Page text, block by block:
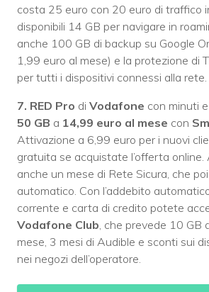
costa 25 euro con 20 euro di traffico
disponibili 14 GB per navigare in
anche 100 GB di backup su Google
1,99 euro al mese) e la protezione di
per tutti i dispositivi connessi alla rete.
7. RED Pro di Vodafone con minuti
50 GB a 14,99 euro al mese con
Attivazione a 6,99 euro per i nuovi
gratuita se acquistate l’offerta online.
anche un mese di Rete Sicura, che
automatico. Con l’addebito
corrente e carta di credito potete
Vodafone Club , che prevede 10 GB
mese, 3 mesi di Audible e sconti sui
nei negozi dell’operatore.